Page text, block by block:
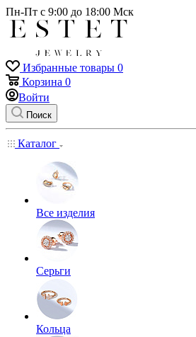
Пн-Пт с 9:00 до 18:00 Мск
Избранные товары 0
Корзина 0
Войти
Поиск
Каталог
Все изделия
Серьги
Кольца